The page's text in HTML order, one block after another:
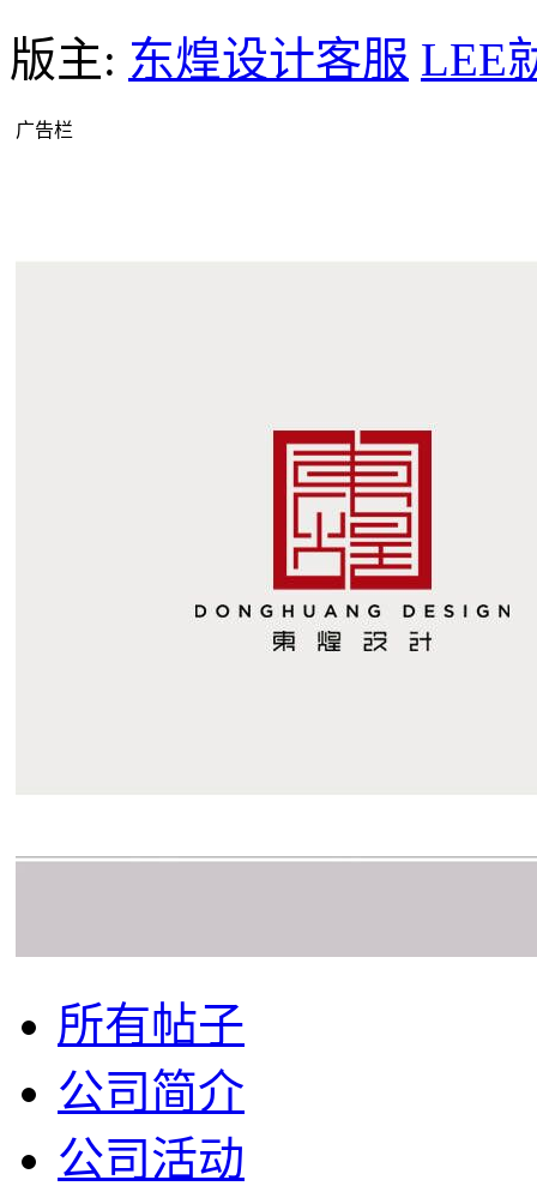
版主: 东煌设计客服 LEE
广告栏
所有帖子
公司简介
公司活动